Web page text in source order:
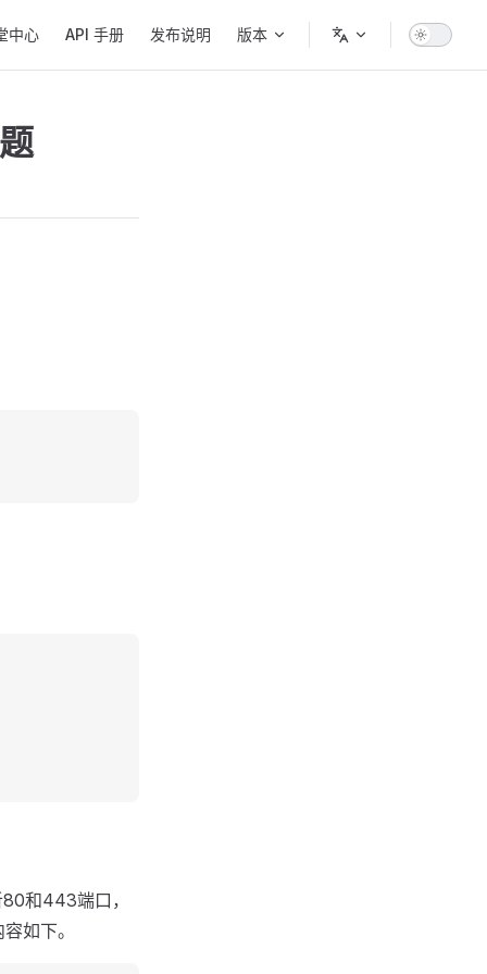
中心 API 手册 发布说明 版本
和443端口，
如下。